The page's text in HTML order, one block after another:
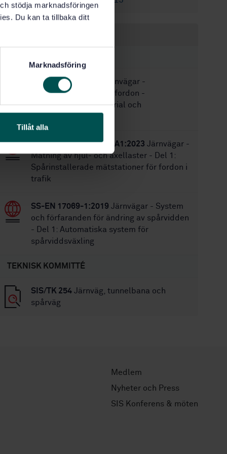
stödja marknadsföringen
Du kan ta tillbaka ditt
Marknadsföring
Tillåt alla
SS-EN 17084:2019
Järnvägar -
Brandskydd i järnvägsfordon -
Toxicitetstest av material och
SS-EN 15654-1:2018+A1:2023 Järnvägar -
Mätning av hjul- och axellaster - Del 1:
Spårinstallerade mätstationer för fordon i
trafik
SS-EN 17069-1:2019 Järnvägar - System
och förfaranden för ändring av spårvidden
- Del 1: Automatiska system för
spårviddsväxling
TEKNISK KOMMITTÉ
SIS/TK 254 Järnväg, tunnelbana och
spårväg
Medlem
Nyheter och Press
SIS Konferens & möten